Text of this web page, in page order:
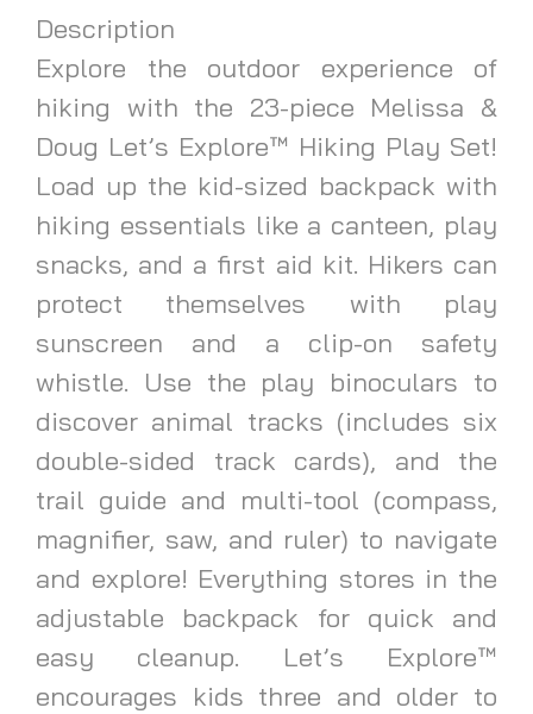
Description
Explore the outdoor experience of
hiking with the 23-piece Melissa &
Doug Let’s Explore™ Hiking Play Set!
Load up the kid-sized backpack with
hiking essentials like a canteen, play
snacks, and a first aid kit. Hikers can
protect themselves with play
sunscreen and a clip-on safety
whistle. Use the play binoculars to
discover animal tracks (includes six
double-sided track cards), and the
trail guide and multi-tool (compass,
magnifier, saw, and ruler) to navigate
and explore! Everything stores in the
adjustable backpack for quick and
easy cleanup. Let’s Explore™
encourages kids three and older to